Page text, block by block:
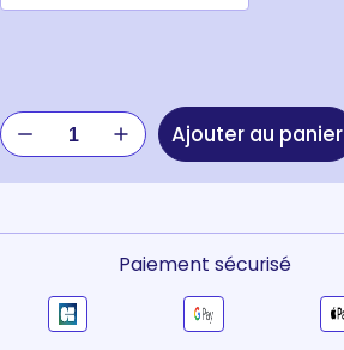
quantité
de
JOUET
FLIP
Ajouter au panier
Paiement sécurisé